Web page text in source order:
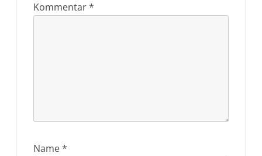
Kommentar*
Name*